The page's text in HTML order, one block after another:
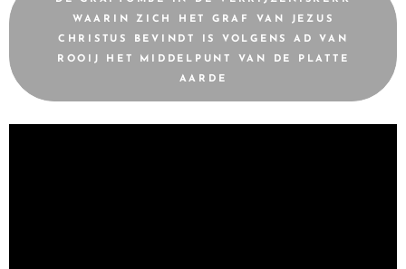
WAARIN ZICH HET GRAF VAN JEZUS
CHRISTUS BEVINDT IS VOLGENS AD VAN
ROOIJ HET MIDDELPUNT VAN DE PLATTE
AARDE